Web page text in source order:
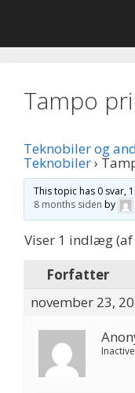
indhold
Tampo
Teknobiler og
Teknobiler›
This topic has 0 svar,
8 months siden by
Viser 1 indlæg (af
Forfatter
november 23,
Inactive